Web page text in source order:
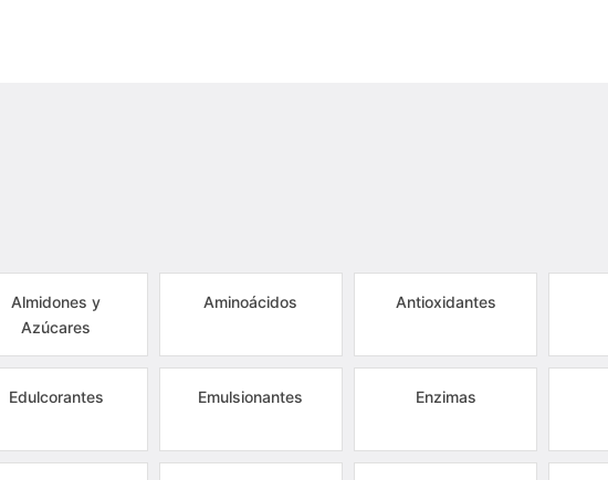
Almidones y
Azúcares
Aminoácidos Antioxidantes
Edulcorantes Emulsionantes Enzimas